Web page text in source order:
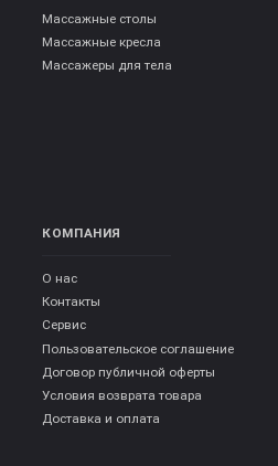
Массажные столы
Массажные кресла
Массажеры для тела
КОМПАНИЯ
О нас
Контакты
Сервис
Пользовательское соглашение
Договор публичной оферты
Условия возврата товара
Доставка и оплата